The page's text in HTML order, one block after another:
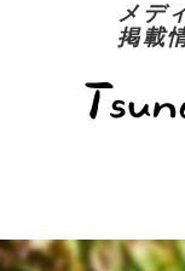
メデ
掲載